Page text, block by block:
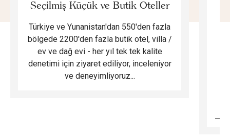
Seçilmiş Küçük ve Butik Oteller
Türkiye ve Yunanistan'dan 550'den fazla
bölgede 2200'den fazla butik otel, villa /
ev ve dağ evi - her yıl tek tek kalite
denetimi için ziyaret ediliyor, inceleniyor
ve deneyimliyoruz...